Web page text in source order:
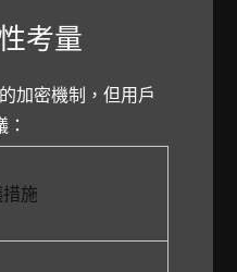
考量
加密機制，但用戶
施